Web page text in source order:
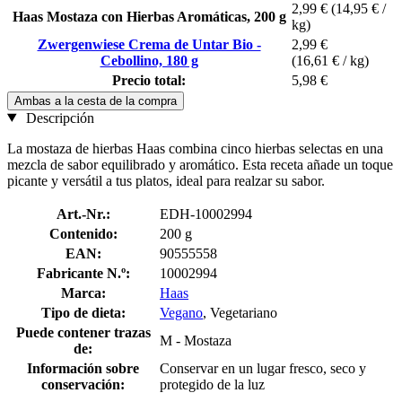
Haas Mostaza con Hierbas Aromáticas, 200 g
2,99 € (14,95 € /
kg)
Zwergenwiese Crema de Untar Bio -
Cebollino, 180 g
2,99 €
(16,61 € / kg)
Precio total:
5,98 €
Ambas a la cesta de la compra
Descripción
La mostaza de hierbas Haas combina cinco hierbas selectas en una
mezcla de sabor equilibrado y aromático. Esta receta añade un toque
picante y versátil a tus platos, ideal para realzar su sabor.
Art.-Nr.:
EDH-10002994
Contenido:
200 g
EAN:
90555558
Fabricante N.º:
10002994
Marca:
Haas
Tipo de dieta:
Vegano, Vegetariano
Puede contener trazas
de:
M - Mostaza
Información sobre
conservación:
Conservar en un lugar fresco, seco y
protegido de la luz